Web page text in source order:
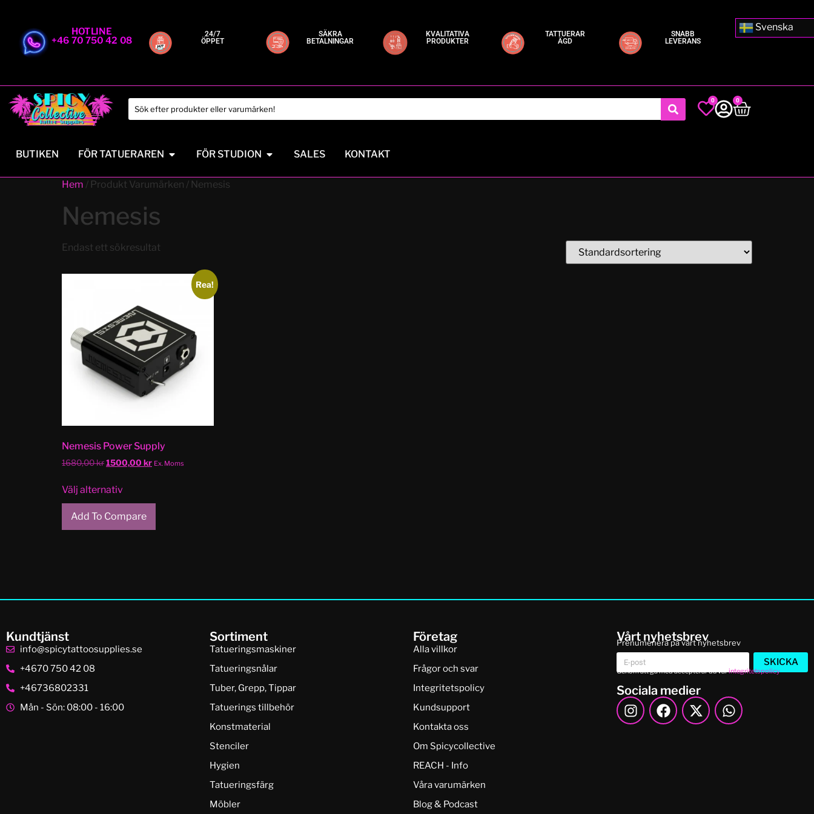
HOTLINE
+46 70 750 42 08
24/7
ÖPPET
SÄKRA
BETALNINGAR
KVALITATIVA
PRODUKTER
TATTUERAR
ÄGD
SNABB
LEVERANS
Svenska
0 0
BUTIKEN FÖR TATUERAREN FÖR STUDION SALES KONTAKT
Hem / Produkt Varumärken / Nemesis
Nemesis
Endast ett sökresultat
Rea!
Nemesis Power Supply
1680,00kr1500,00 kr Ex. Moms
Välj alternativ
Add To Compare
Kundtjänst
info@spicytattoosupplies.se
+4670 750 42 08
+46736802331
Mån - Sön: 08:00 - 16:00
Sortiment
Tatueringsmaskiner
Tatueringsnålar
Tuber, Grepp, Tippar
Tatuerings tillbehör
Konstmaterial
Stenciler
Hygien
Tatueringsfärg
Möbler
Företag
Alla villkor
Frågor och svar
Integritetspolicy
Kundsupport
Kontakta oss
Om Spicycollective
REACH - Info
Våra varumärken
Blog & Podcast
Vårt nyhetsbrev
Prenumenera på vårt nyhetsbrev
SKICKA
Genom att gå med accepterar du vårintegritetspolicy
Sociala medier